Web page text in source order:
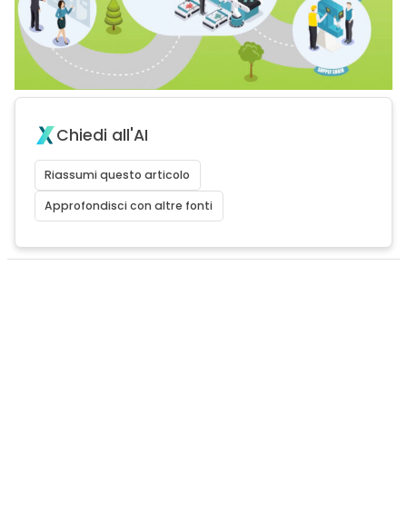
Chiedi all'AI
Riassumi questo articolo
Approfondisci con altre fonti